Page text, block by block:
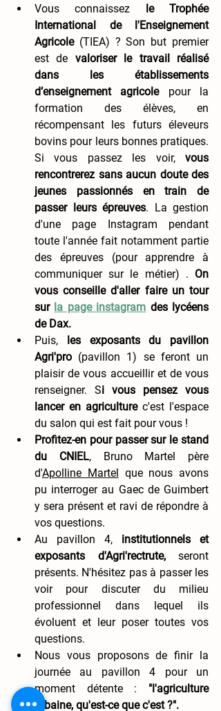
Vous connaissez le Trophée
International de l'Enseignement
Agricole (TIEA) ? Son but premier
est de valoriser le travail réalisé
dans les établissements
d’enseignement agricole pour la
formation des élèves, en
récompensant les futurs éleveurs
bovins pour leurs bonnes pratiques.
Si vous passez les voir, vous
rencontrerez sans aucun doute des
jeunes passionnés en train de
passer leurs épreuves. La gestion
d'une page Instagram pendant
toute l'année fait notamment partie
des épreuves (pour apprendre à
communiquer sur le métier) . On
vous conseille d'aller faire un tour
sur la page instagram des lycéens
de Dax.
Puis, les exposants du pavillon
Agri'pro (pavillon 1) se feront un
plaisir de vous accueillir et de vous
renseigner. Si vous pensez vous
lancer en agriculture c'est l'espace
du salon qui est fait pour vous !
Profitez-en pour passer sur le stand
du CNIEL, Bruno Martel père
d'Apolline Martel que nous avons
pu interroger au Gaec de Guimbert
y sera présent et ravi de répondre à
vos questions.
Au pavillon 4, institutionnels et
exposants d'Agri'rectrute, seront
présents. N'hésitez pas à passer les
voir pour discuter du milieu
professionnel dans lequel ils
évoluent et leur poser toutes vos
questions.
Nous vous proposons de finir la
journée au pavillon 4 pour un
moment détente : "l'agriculture
urbaine, qu'est-ce que c'est ?".